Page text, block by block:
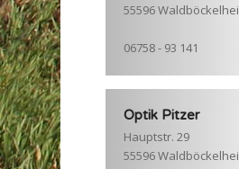
55596
06758 - 93 141
Optik Pitzer
Hauptstr. 29
55596